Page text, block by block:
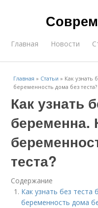
Главная Новости
Главная » Статьи » Как узнать
беременность дома без теста?
Как узнать
беременна.
теста?
Содержание
Как узнать без теста
беременность дома